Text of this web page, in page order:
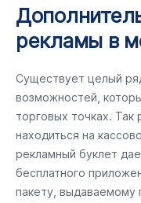
рекламы в
Существует целый
возможностей,
торговых точках.
находиться на
рекламный буклет
бесплатного
пакету, выдаваемому